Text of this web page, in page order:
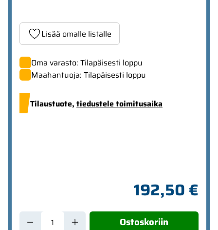
Lisää omalle listalle
Oma varasto: Tilapäisesti loppu
Maahantuoja: Tilapäisesti loppu
Tilaustuote, tiedustele toimitusaika
192,50 €
Ostoskoriin